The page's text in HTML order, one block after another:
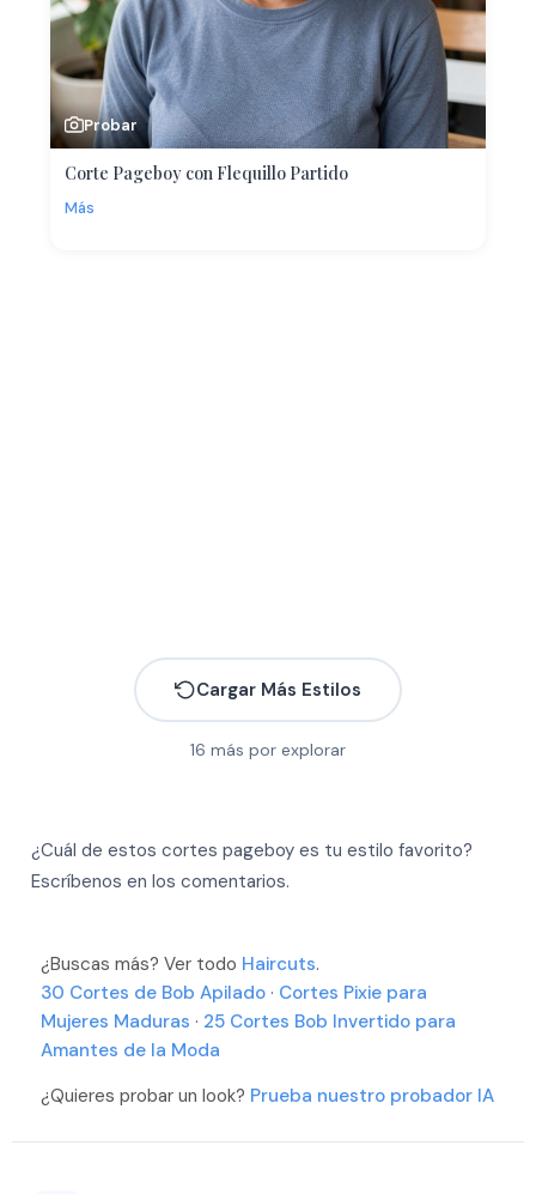
Probar
Corte Pageboy con Flequillo Partido
Más
Más
Más
Más
Más
Más
Más
Más
Más
Más
Cargar Más Estilos
16 más por explorar
¿Cuál de estos cortes pageboy es tu estilo favorito?
Escríbenos en los comentarios.
¿Buscas más? Ver todo Haircuts.
30 Cortes de Bob Apilado · Cortes Pixie para
Mujeres Maduras · 25 Cortes Bob Invertido para
Amantes de la Moda
¿Quieres probar un look? Prueba nuestro probador IA